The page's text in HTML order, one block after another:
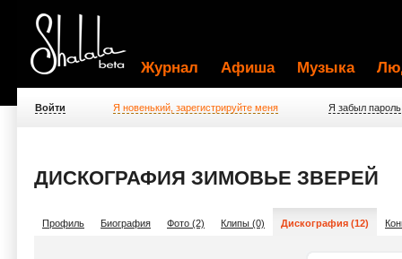
Журнал Афиша Музыка
Войти Я новенький, зарегистрируйте меня Я забыл пароль
ДИСКОГРАФИЯ ЗИМОВЬЕ ЗВЕРЕЙ
Профиль Биография Фото (2) Клипы (0) Дискография (12)